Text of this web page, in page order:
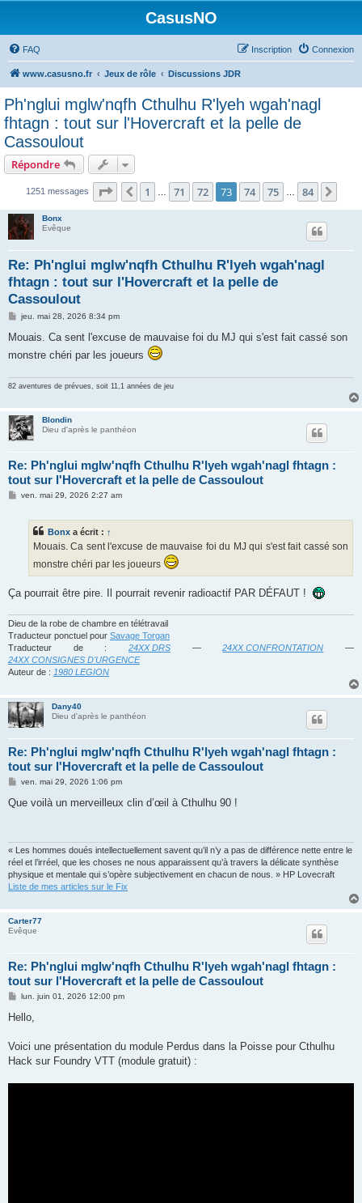
CasusNO
FAQ Connexion
Inscription
www.casusno.fr Jeux de rôle Discussions JDR
Ph'nglui mglw'nqfh Cthulhu R'lyeh wgah'nagl
fhtagn : tout sur l'Hovercraft et la pelle de
Cassoulout
Répondre
1251 messages Page 73 sur 84
Précédent
1 71 72 73 74 75 84
Bonx
Evêque
Re: Ph'nglui mglw'nqfh Cthulhu R'lyeh wgah'nagl
fhtagn : tout sur l'Hovercraft et la pelle de
Cassoulout
M
s
a
jeu. mai 28, 2026 8:34 pm
Mouais. Ca sent l'excuse de mauvaise foi du MJ qui s'est fait cassé son
monstre chéri par les joueurs
82 aventures de prévues, soit 11,1 années de jeu
Blondin
Dieu d'après le panthéon
Re: Ph'nglui mglw'nqfh Cthulhu R'lyeh wgah'nagl fhtagn :
tout sur l'Hovercraft et la pelle de Cassoulout
Mven. mai 29, 2026 2:27 am
Bonx a écrit : ↑
Mouais. Ca sent l'excuse de mauvaise foi du MJ qui s'est fait cassé son
monstre chéri par les joueurs
Ça pourrait être pire. Il pourrait revenir radioactif PAR DÉFAUT !
Dieu de la robe de chambre en télétravail
Traducteur ponctuel pour Savage Torgan
Traducteur de : 24XX DRS —24XX CONFRONTATION —
24XX CONSIGNES D'URGENCE
Auteur de : 1980 LEGION
Dany40
Dieu d'après le panthéon
Re: Ph'nglui mglw'nqfh Cthulhu R'lyeh wgah'nagl fhtagn :
tout sur l'Hovercraft et la pelle de Cassoulout
M
s
ven. mai 29, 2026 1:06 pm
Que voilà un merveilleux clin d’œil à Cthulhu 90 !
« Les hommes doués intellectuellement savent qu’il n’y a pas de différence nette entre le
réel et l’irréel, que les choses ne nous apparaissent qu’à travers la délicate synthèse
physique et mentale qui s’opère subjectivement en chacun de nous. » HP Lovecraft
Liste de mes articles sur le Fix
Carter77
Evêque
Re: Ph'nglui mglw'nqfh Cthulhu R'lyeh wgah'nagl fhtagn :
tout sur l'Hovercraft et la pelle de Cassoulout
M
s
g
lun. juin 01, 2026 12:00 pm
Hello,
Voici une présentation du module Perdus dans la Poisse pour Cthulhu
Hack sur Foundry VTT (module gratuit) :